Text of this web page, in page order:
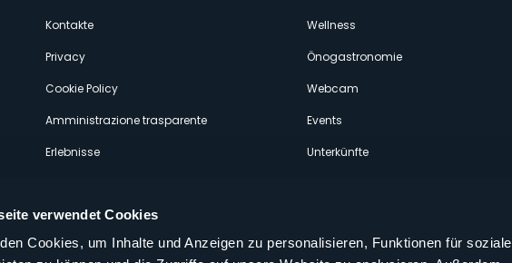
verwendet Cookies
Cookies, um Inhalte und Anzeigen zu personalisieren, Funktionen für soziale
secondario
Kontakte
Privacy
Cookie Policy
Amministrazione trasparente
Erlebnisse
Wellness
Önogastronomie
Webcam
Events
Unterkünfte